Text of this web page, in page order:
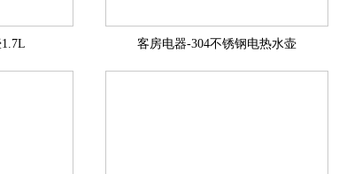
客房电器-304不锈钢电热水壶